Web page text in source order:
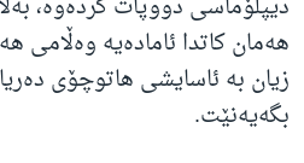
هەمان کاتدا ئامادەیە وەڵامی
زیان بە ئاسایشی هاتوچۆی
بگەیەنێت.